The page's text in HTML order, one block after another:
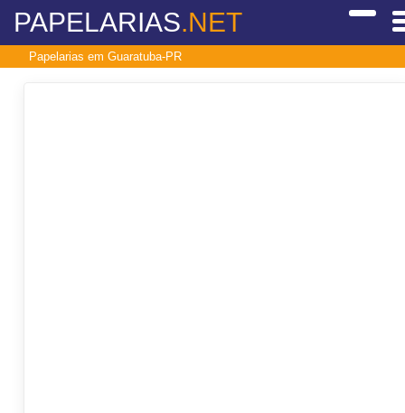
PAPELARIAS.NET
Papelarias em Guaratuba-PR